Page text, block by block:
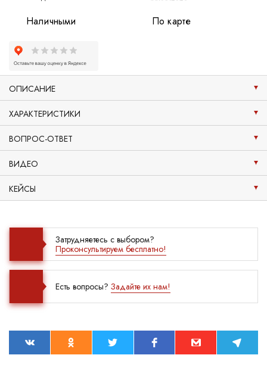
Наличными По карте
ОПИСАНИЕ
ХАРАКТЕРИСТИКИ
ВОПРОС-ОТВЕТ
ВИДЕО
КЕЙСЫ
Затрудняетесь с выбором?
Проконсультируем бесплатно!
Есть вопросы? Задайте их нам!